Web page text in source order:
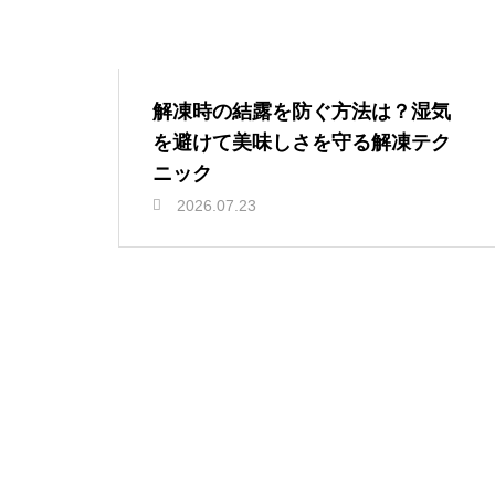
解凍時の結露を防ぐ方法は？湿気
を避けて美味しさを守る解凍テク
ニック
2026.07.23